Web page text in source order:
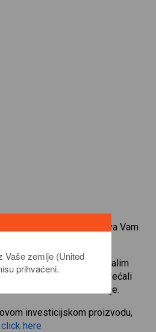
indekse dionica osigurava Vam
ovima naGermany 40
i malim
poluge, kako biste povećali
Pratite sektore i ekonomije.
investicijskom proizvodu,
click here
Vaše zemlje (United
prihvaćeni.